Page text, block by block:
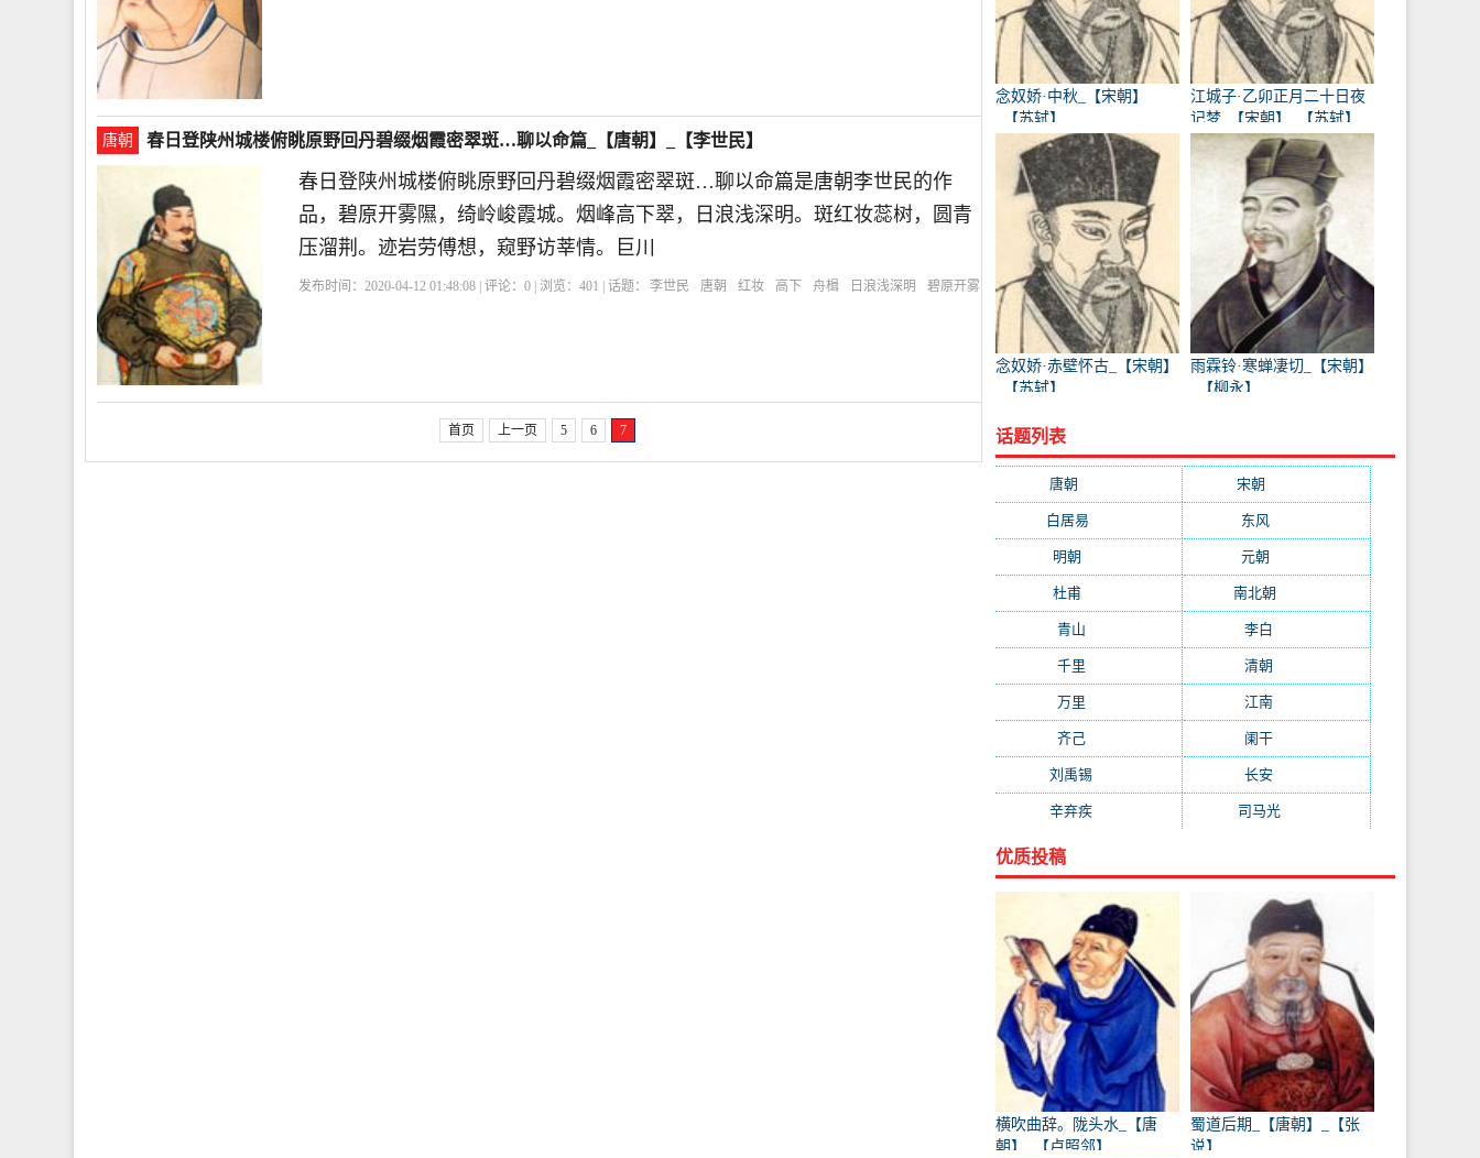
唐朝 春日登陕州城楼俯眺原野回丹碧缀烟霞密翠斑…聊以命篇_【唐朝】_【李世民】
春日登陕州城楼俯眺原野回丹碧缀烟霞密翠斑…聊以命篇是唐朝李世民的作
品，碧原开雾隰，绮岭峻霞城。烟峰高下翠，日浪浅深明。斑红妆蕊树，圆青
压溜荆。迹岩劳傅想，窥野访莘情。巨川
发布时间：2020-04-12 01:48:08 | 评论：0 | 浏览：401 | 话题： 李世民 唐朝 红妆 高下 舟楫 日浪浅深明
碧原开雾
首页 上一页 5 6 7
念奴娇·中秋_【宋朝】
_【苏轼】
江城子·乙卯正月二十日夜
记梦_【宋朝】_【苏轼】
念奴娇·赤壁怀古_【宋朝】
_【苏轼】
雨霖铃·寒蝉凄切_【宋朝】
_【柳永】
话题列表
唐朝 宋朝
白居易 东风(1544)
明朝 元朝
杜甫 南北朝
青山 李白
千里 清朝
万里 江南
齐己(781) 阑干
刘禹锡 长安
辛弃疾 司马光(601)
优质投稿
横吹曲辞。陇头水_【唐
朝】_【卢照邻】
蜀道后期_【唐朝】_【张
说】